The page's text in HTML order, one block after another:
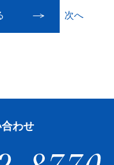
次へ
わせ